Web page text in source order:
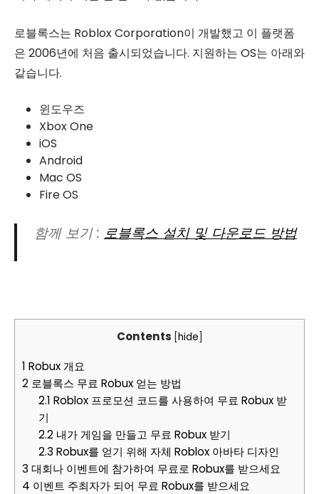
로블록스는 Roblox Corporation이 개발했고 이 플랫폼
은 2006년에 처음 출시되었습니다. 지원하는 OS는 아래와
같습니다.
윈도우즈
Xbox One
iOS
Android
Mac OS
Fire OS
함께 보기 : 로블록스 설치 및 다운로드 방법
Contents [hide]
1 Robux 개요
2 로블록스 무료 Robux 얻는 방법
2.1 Roblox 프로모션 코드를 사용하여 무료 Robux 받
기
2.2내가 게임을 만들고 무료 Robux 받기
2.3 Robux를 얻기 위해 자체 Roblox 아바타 디자인
3 대회나 이벤트에 참가하여 무료로 Robux를 받으세요
4 이벤트 주최자가 되어 무료 Robux를 받으세요